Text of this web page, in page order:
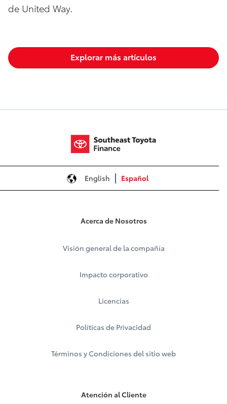
de United Way.
Explorar más artículos
English Español
Acerca de Nosotros
Visión general de la compañía
Impacto corporativo
Licencias
Políticas de Privacidad
Términos y Condiciones del sitio web
Atención al Cliente